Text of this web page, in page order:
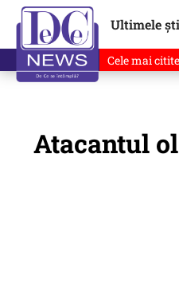
Ultimele
Cele mai citite
Atacantul